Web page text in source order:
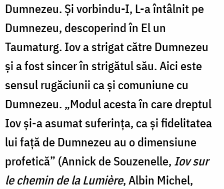
Dumnezeu. Și vorbindu-I, L-a întâlnit pe
Dumnezeu, descoperind în El un
Taumaturg. Iov a strigat către Dumnezeu
și a fost sincer în strigătul său. Aici este
sensul rugăciunii ca și comuniune cu
Dumnezeu. „Modul acesta în care dreptul
Iov și-a asumat suferința, ca și fidelitatea
lui față de Dumnezeu au o dimensiune
profetică” (Annick de Souzenelle, Iov sur
le chemin de la Lumière, Albin Michel,